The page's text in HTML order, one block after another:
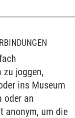
zu joggen,
ins Museum
oder an
anonym, um die